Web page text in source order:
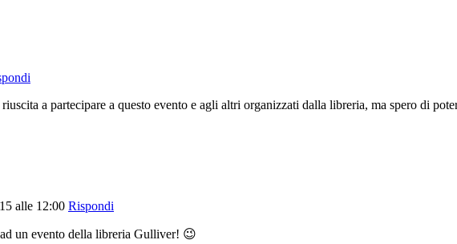
a partecipare a questo evento e agli altri organizzati dalla libreria, ma spero di
alle 12:00 Rispondi
un evento della libreria Gulliver! 😉